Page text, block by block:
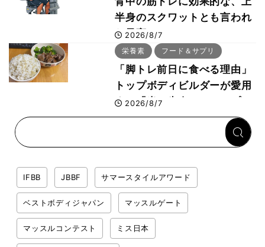
半身のスクワットとも言われ
た最高マシン“ノーチラス・
プルオーバーマシン”とは？
2026/8/7
栄養素 フード＆サプリ
「脚トレ前日に食べる理由」
トップボディビルダーが愛用
する「米＋牛肉」のシンプル
回復メシとは？
2026/8/7
IFBB JBBF サマースタイルアワード
ベストボディジャパン マッスルゲート
マッスルコンテスト ミス日本